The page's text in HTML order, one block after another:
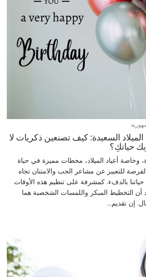
السعيدة: كيف تصنعين ذكريات لا
حياتكِ؟
وخاصة أعياد الميلاد، محطات مميزة في حياة
للتعبير عن مشاعر الحب والامتنان تجاه
بالدفء. كمشرفة على تنظيم هذه الأوقات
أن التخطيط المبكر واللمسات الشخصية هما
إن تقديم...